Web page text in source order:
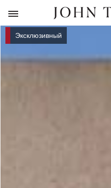
НАЗАД
Эксклюзивный